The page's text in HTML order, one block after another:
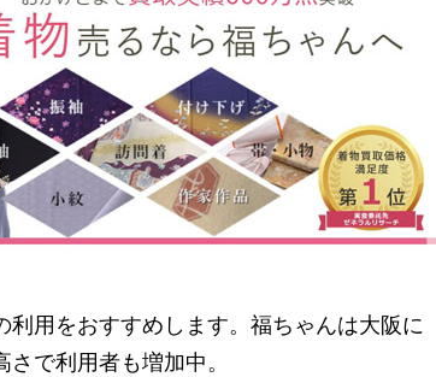
用をおすすめします。福ちゃんは大阪に
で利用者も増加中。